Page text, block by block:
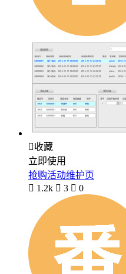
收藏
立即使用
抢购活动维护页
 1.2k  3  0